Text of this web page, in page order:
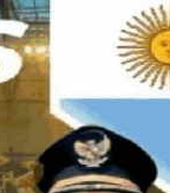
kita yang
” kata
Cara Baru